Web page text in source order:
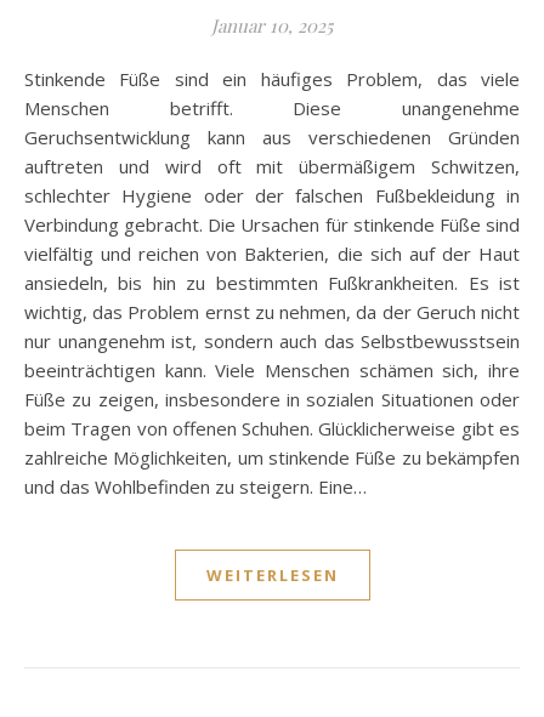
Januar 10, 2025
Stinkende Füße sind ein häufiges Problem, das viele
Menschen betrifft. Diese unangenehme
Geruchsentwicklung kann aus verschiedenen Gründen
auftreten und wird oft mit übermäßigem Schwitzen,
schlechter Hygiene oder der falschen Fußbekleidung in
Verbindung gebracht. Die Ursachen für stinkende Füße sind
vielfältig und reichen von Bakterien, die sich auf der Haut
ansiedeln, bis hin zu bestimmten Fußkrankheiten. Es ist
wichtig, das Problem ernst zu nehmen, da der Geruch nicht
nur unangenehm ist, sondern auch das Selbstbewusstsein
beeinträchtigen kann. Viele Menschen schämen sich, ihre
Füße zu zeigen, insbesondere in sozialen Situationen oder
beim Tragen von offenen Schuhen. Glücklicherweise gibt es
zahlreiche Möglichkeiten, um stinkende Füße zu bekämpfen
und das Wohlbefinden zu steigern. Eine…
WEITERLESEN